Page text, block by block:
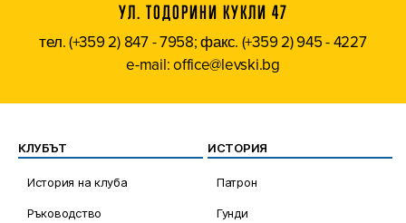
УЛ. ТОДОРИНИ КУКЛИ 47
тел. (+359 2) 847 - 7958; факс. (+359 2) 945 - 4227
e-mail: office@levski.bg
КЛУБЪТ
История на клуба
Ръководство
ИСТОРИЯ
Патрон
Гунди